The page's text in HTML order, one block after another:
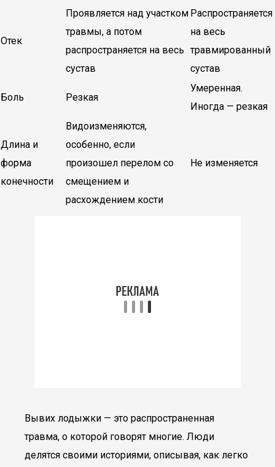
Отек
Проявляется над участком
травмы, а потом
распространяется на весь
сустав
Распространяется
на весь
травмированный
сустав
Боль Резкая
Умеренная.
Иногда — резкая
Длина и
форма
конечности
Видоизменяются,
особенно, если
произошел перелом со
смещением и
расхождением кости
Не изменяется
Вывих лодыжки — это распространенная
травма, о которой говорят многие. Люди
делятся своими историями, описывая, как легко